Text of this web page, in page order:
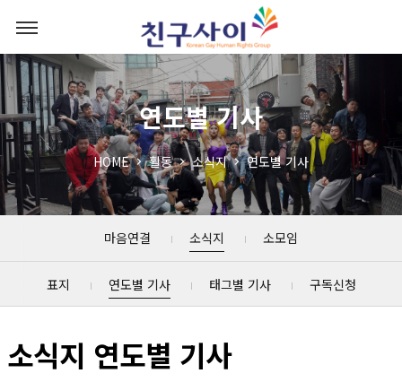
연도별 기사
HOME 활동 소식지 연도별 기사
마음연결 소식지 소모임
표지 연도별 기사 태그별 기사 구독신청
소식지 연도별 기사